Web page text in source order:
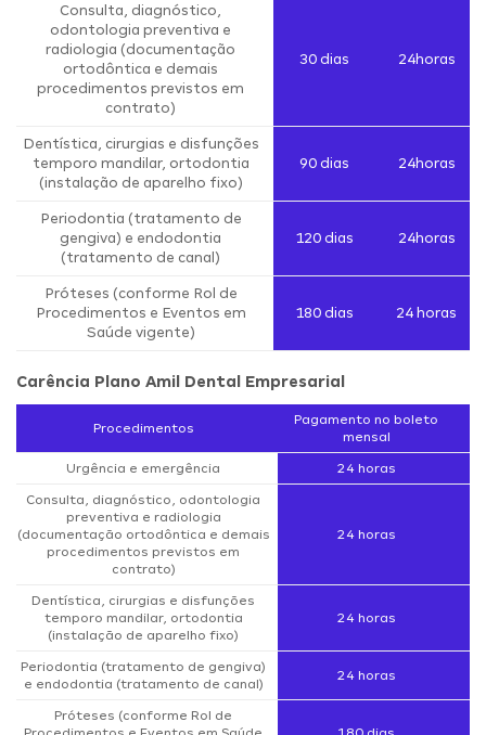
Consulta, diagnóstico,
odontologia preventiva e
radiologia (documentação
ortodôntica e demais
procedimentos previstos em
contrato)
30 dias 24horas
Dentística, cirurgias e disfunções
temporo mandilar, ortodontia
(instalação de aparelho fixo)
90 dias 24horas
Periodontia (tratamento de
gengiva) e endodontia
(tratamento de canal)
120 dias 24horas
Próteses (conforme Rol de
Procedimentos e Eventos em
Saúde vigente)
180 dias 24 horas
Carência Plano Amil Dental Empresarial
Procedimentos
Pagamento no boleto
mensal
Urgência e emergência 24 horas
Consulta, diagnóstico, odontologia
preventiva e radiologia
(documentação ortodôntica e demais
procedimentos previstos em
contrato)
24 horas
Dentística, cirurgias e disfunções
temporo mandilar, ortodontia
(instalação de aparelho fixo)
24 horas
Periodontia (tratamento de gengiva)
e endodontia (tratamento de canal)
24 horas
Próteses (conforme Rol de